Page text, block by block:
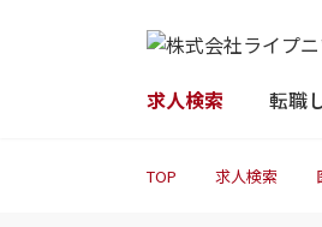
求人検索 転職
TOP 求人検索